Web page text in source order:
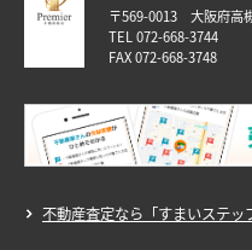
〒569-0013 大阪府高
TEL 072-668-3744
FAX 072-668-3748
不動産査定なら「すまいステッ